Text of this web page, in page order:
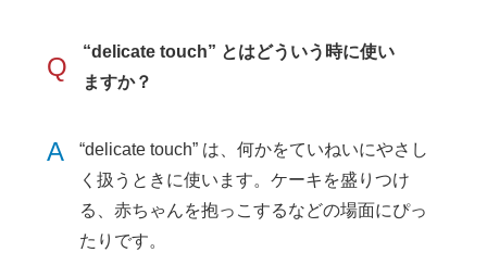
Q
“delicate touch” とはどういう時に使い
ますか？
A
“delicate touch” は、何かをていねいにやさし
く扱うときに使います。ケーキを盛りつけ
る、赤ちゃんを抱っこするなどの場面にぴっ
たりです。